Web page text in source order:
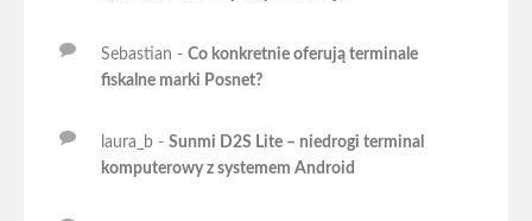
Sebastian - Co konkretnie oferują terminale
fiskalne marki Posnet?
laura_b - Sunmi D2S Lite – niedrogi terminal
komputerowy z systemem Android